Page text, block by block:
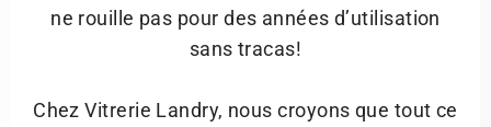
ne rouille pas pour des années d’utilisation
sans tracas!
Chez Vitrerie Landry, nous croyons que tout ce